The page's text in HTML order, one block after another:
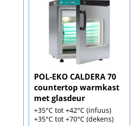
POL-EKO CALDERA 70
countertop warmkast
met glasdeur
+35°C tot +42°C (infuus)
+35°C tot +70°C (dekens)